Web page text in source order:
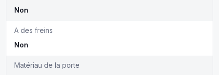
Non
A des freins
Non
Matériau de la porte